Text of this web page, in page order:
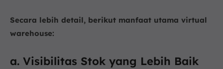
Secara lebih detail, berikut manfaat utama virtual
warehouse:
a. Visibilitas Stok yang Lebih Baik